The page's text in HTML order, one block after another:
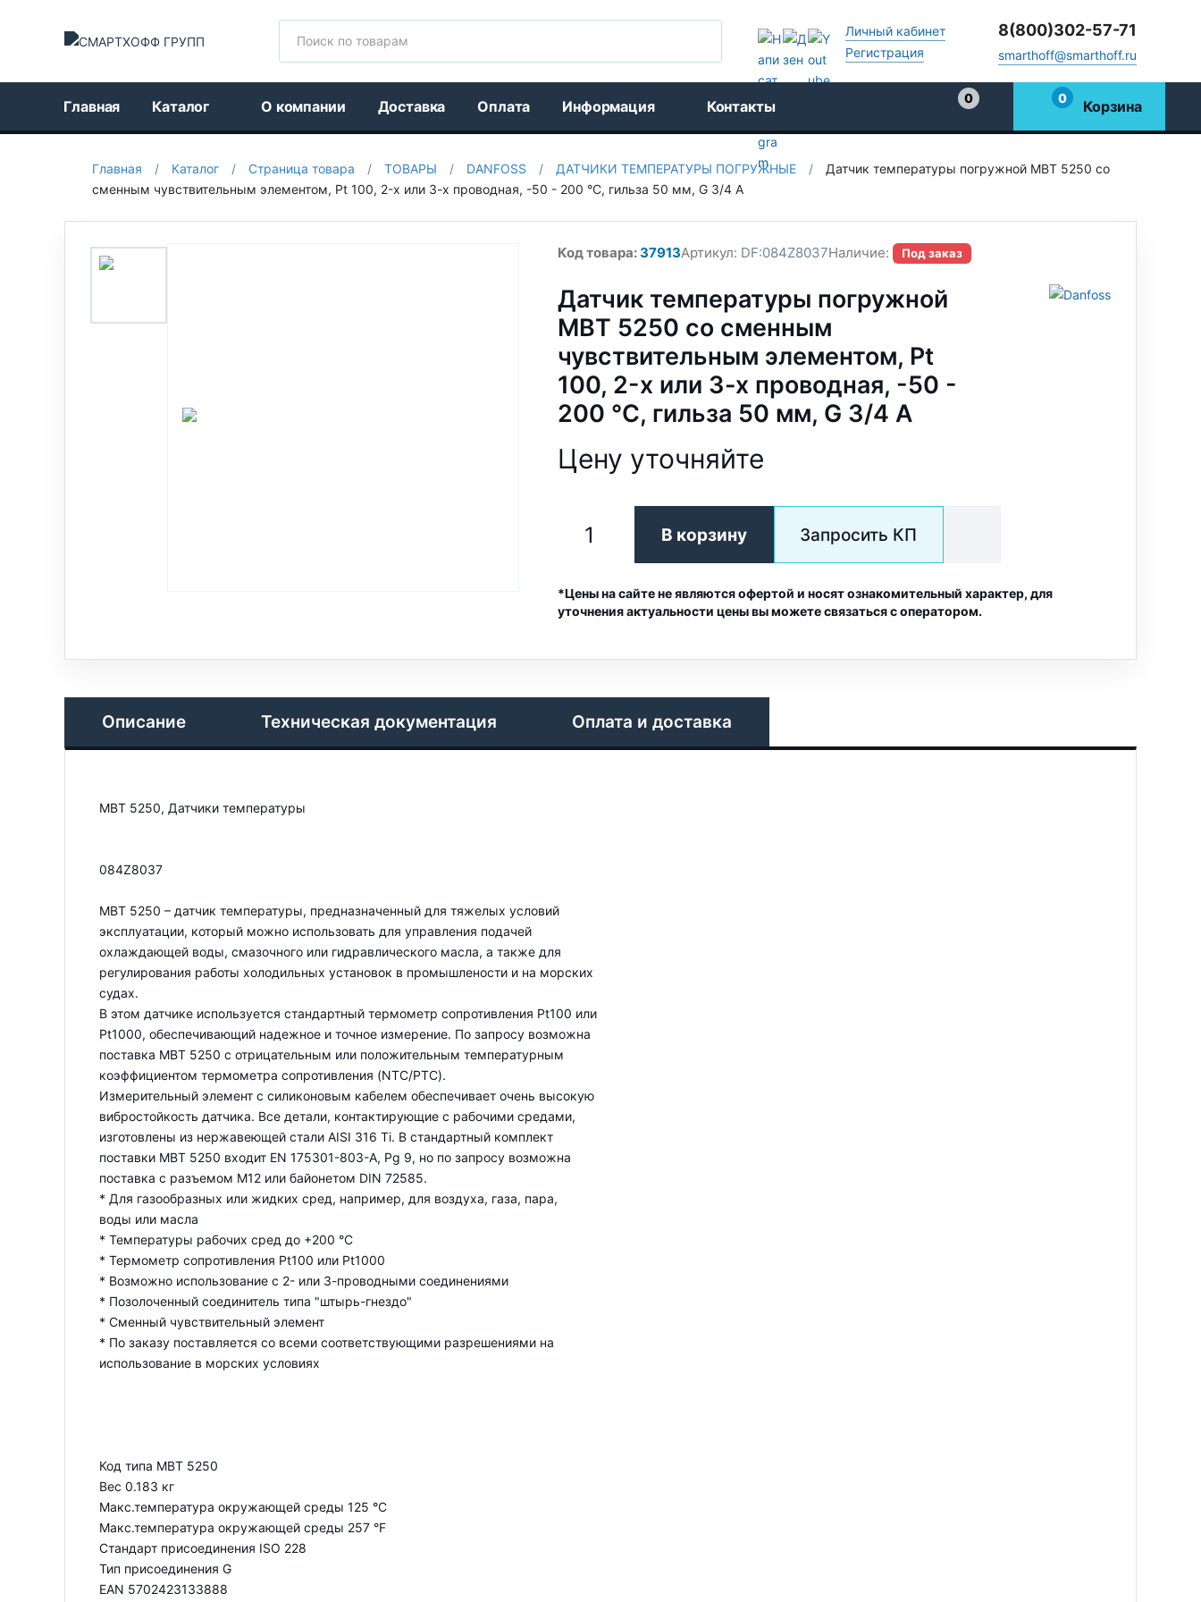
Личный кабинет
Регистрация
8(800)302-57-71
smarthoff@smarthoff.ru
Главная Каталог О компании Доставка Оплата Информация Контакты
0
0 Корзина
Главная / Каталог / Страница товара / ТОВАРЫ / DANFOSS / ДАТЧИКИ ТЕМПЕРАТУРЫ ПОГРУЖНЫЕ /
Датчик температуры погружной MBT 5250 со
сменным чувствительным элементом, Pt 100, 2-х или 3-х проводная, -50 - 200 °C, гильза 50 мм, G 3/4 A
Код товара:37913Артикул: DF:084Z8037Наличие: Под заказ
Датчик температуры погружной
MBT 5250 со сменным
чувствительным элементом, Pt
100, 2-х или 3-х проводная, -50 -
200 °C, гильза 50 мм, G 3/4 A
Цену уточняйте
В корзину Запросить КП
*Цены на сайте не являются офертой и носят ознакомительный характер, для
уточнения актуальности цены вы можете связаться с оператором.
Описание Техническая документация Оплата и доставка
MBT 5250, Датчики температуры
084Z8037
MBT 5250 – датчик температуры, предназначенный для тяжелых условий
эксплуатации, который можно использовать для управления подачей
охлаждающей воды, смазочного или гидравлического масла, а также для
регулирования работы холодильных установок в промышлености и на морских
судах.
В этом датчике используется стандартный термометр сопротивления Pt100 или
Pt1000, обеспечивающий надежное и точное измерение. По запросу возможна
поставка MBT 5250 с отрицательным или положительным температурным
коэффициентом термометра сопротивления (NTC/PTC).
Измерительный элемент с силиконовым кабелем обеспечивает очень высокую
вибростойкость датчика. Все детали, контактирующие с рабочими средами,
изготовлены из нержавеющей стали AISI 316 Ti. В стандартный комплект
поставки MBT 5250 входит EN 175301-803-A, Pg 9, но по запросу возможна
поставка с разъемом М12 или байонетом DIN 72585.
* Для газообразных или жидких сред, например, для воздуха, газа, пара,
воды или масла
* Температуры рабочих сред до +200 °C
* Термометр сопротивления Pt100 или Pt1000
* Возможно использование с 2- или 3-проводными соединениями
* Позолоченный соединитель типа "штырь-гнездо"
* Сменный чувствительный элемент
* По заказу поставляется со всеми соответствующими разрешениями на
использование в морских условиях
Код типа MBT 5250
Вес 0.183 кг
Макс.температура окружающей среды 125 °C
Макс.температура окружающей среды 257 °F
Стандарт присоединения ISO 228
Тип присоединения G
EAN 5702423133888